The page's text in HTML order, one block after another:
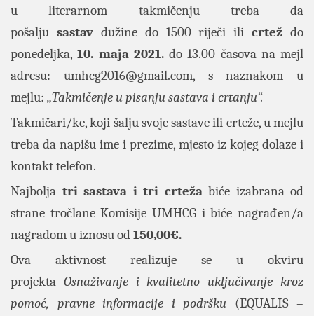
u literarnom takmičenju treba da
pošalju sastavdužine do 1500 riječi ilicrtež do
ponedeljka,10. maja 2021.do 13.00 časova na mejl
adresu: umhcg2016@gmail.com, s naznakom u
mejlu: „Takmičenje u pisanju sastava i crtanju“.
Takmičari/ke, koji šalju svoje sastave ili crteže, u mejlu
treba da napišu ime i prezime, mjesto iz kojeg dolaze i
kontakt telefon.
Najbolja tri sastava i tri crtežabiće izabrana od
strane tročlane Komisije UMHCG i biće nagrađen/a
nagradom u iznosu od150,00€.
Ova aktivnost realizuje se u okviru
projekta Osnaživanje i kvalitetno uključivanje kroz
pomoć, pravne informacije i podršku (EQUALIS –